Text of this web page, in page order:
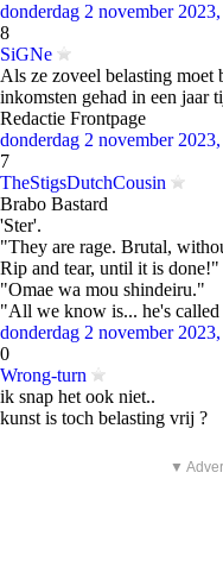
donderdag 2 november
8
SiGNe
Als ze zoveel belasting moet
inkomsten gehad in een jaar
Redactie Frontpage
donderdag 2 november
7
TheStigsDutchCousin
Brabo Bastard
'Ster'.
"They are rage. Brutal,
Rip and tear, until it is done!"
"Omae wa mou shindeiru."
"All we know is... he's
donderdag 2 november
0
Wrong-turn
ik snap het ook niet..
kunst is toch belasting vrij ?
▼